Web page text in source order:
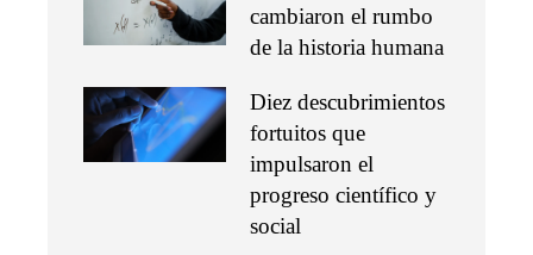
cambiaron el rumbo
de la historia humana
Diez descubrimientos
fortuitos que
impulsaron el
progreso científico y
social